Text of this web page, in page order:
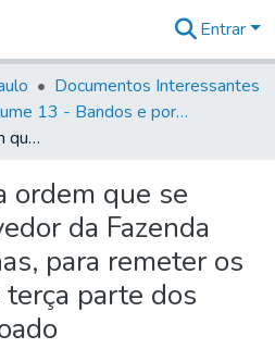
&
Coleções
Tudo na
Biblioteca
Estatísticas
Entrar
Documentos Interessantes
Volume 13 - Bandos e portarias de Rodrigo Cesar de Menezes
Registro de uma ordem que se mandou ao Provedor da Fazenda Real destas minas, para remeter os novos direitos e terça parte dos ofícios para povoado
ordem que se
da Fazenda
para remeter os
parte dos